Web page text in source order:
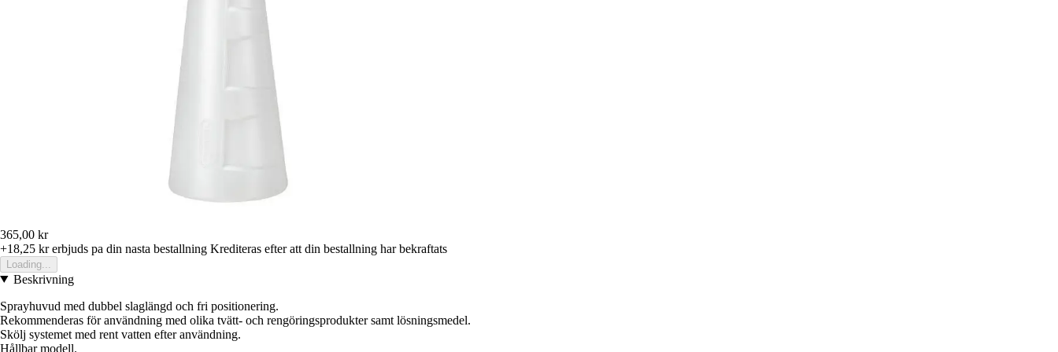
365,00 kr
+18,25 krerbjuds pa din nasta bestallning Krediteras efter att din bestallning har bekraftats
Loading...
Beskrivning
Sprayhuvud med dubbel slaglängd och fri positionering.
Rekommenderas för användning med olika tvätt- och rengöringsprodukter samt lösningsmedel.
Skölj systemet med rent vatten efter användning.
Hållbar modell.